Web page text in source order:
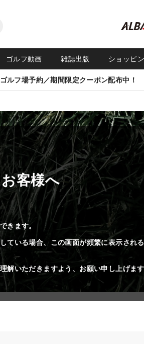
ゴルフ動画 雑誌出版 ショッピ
ゴルフ場予約／期間限定クーポン配布中！
客様へ
きます。
ている場合、この画面が頻繁に表示され
解いただきますよう、お願い申し上げます